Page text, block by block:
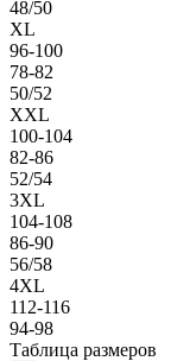
48/50
XL
96-100
78-82
50/52
XXL
100-104
82-86
52/54
3XL
104-108
86-90
56/58
4XL
112-116
94-98
Таблица размеров